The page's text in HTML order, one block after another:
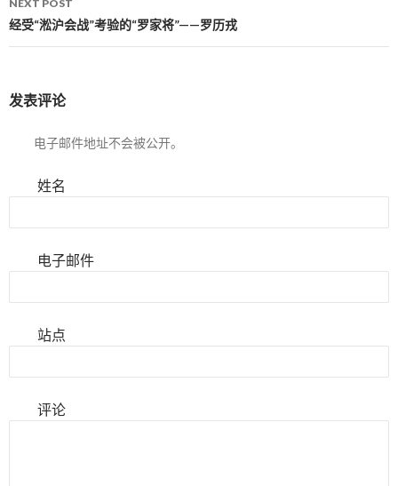
NEXT POST
经受“淞沪会战”考验的“罗家将”——罗历戎
发表评论
电子邮件地址不会被公开。
姓名
电子邮件
站点
评论